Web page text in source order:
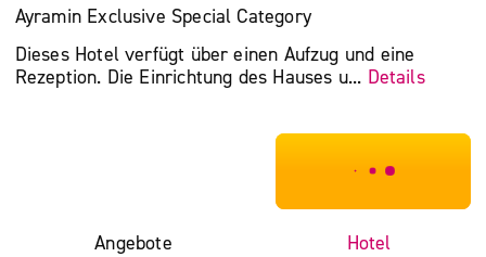
Ayramin Exclusive Special Category
Dieses Hotel verfügt über einen Aufzug und eine
Rezeption. Die Einrichtung des Hauses u... Details
***************
Angebote Hotel